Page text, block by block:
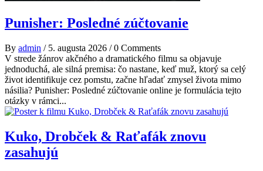
Punisher: Posledné zúčtovanie
By admin / 5. augusta 2026 /0 Comments
V strede žánrov akčného a dramatického filmu sa objavuje
jednoduchá, ale silná premisa: čo nastane, keď muž, ktorý sa celý
život identifikuje cez pomstu, začne hľadať zmysel života mimo
násilia? Punisher: Posledné zúčtovanie online je formulácia tejto
otázky v rámci...
Kuko, Drobček & Raťafák znovu
zasahujú